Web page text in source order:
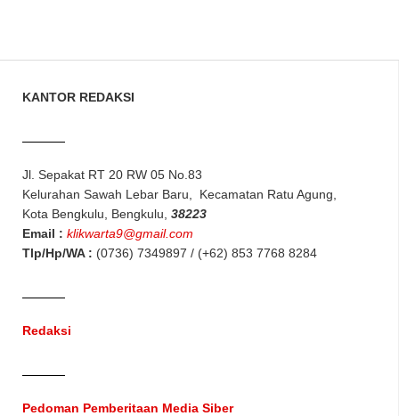
KANTOR REDAKSI
Jl. Sepakat RT 20 RW 05 No.83
Kelurahan Sawah Lebar Baru, Kecamatan Ratu Agung,
Kota Bengkulu, Bengkulu, 38223
Email : klikwarta9@gmail.com
Tlp/Hp/WA : (0736) 7349897 / (+62) 853 7768 8284
Redaksi
Pedoman Pemberitaan Media Siber